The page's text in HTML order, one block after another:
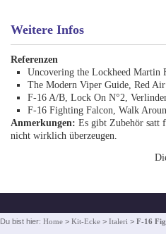
Weitere Infos
Referenzen
Uncovering the Lockheed
The Modern Viper Guide, Red
F-16 A/B, Lock On N°2,
F-16 Fighting Falcon, Walk
Anmerkungen:Es gibt Zubehör satt
nicht wirklich überzeugen.
Du bist hier: Home > Kit-Ecke > Italeri > F-16